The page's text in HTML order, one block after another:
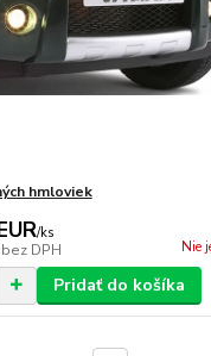
hmloviek
/ks
bez DPH Nie
Pridať do košíka